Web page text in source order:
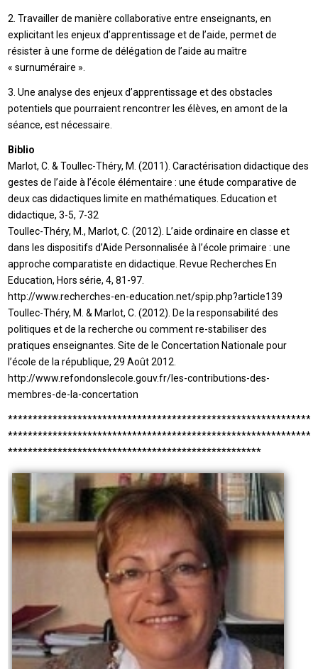
2. Travailler de manière collaborative entre enseignants, en
explicitant les enjeux d’apprentissage et de l’aide, permet de
résister à une forme de délégation de l’aide au maître
« surnuméraire ».
3. Une analyse des enjeux d’apprentissage et des obstacles
potentiels que pourraient rencontrer les élèves, en amont de la
séance, est nécessaire.
Biblio
Marlot, C. & Toullec-Théry, M. (2011). Caractérisation didactique des
gestes de l’aide à l’école élémentaire : une étude comparative de
deux cas didactiques limite en mathématiques. Education et
didactique, 3-5, 7-32
Toullec-Théry, M., Marlot, C. (2012). L’aide ordinaire en classe et
dans les dispositifs d’Aide Personnalisée à l’école primaire : une
approche comparatiste en didactique. Revue Recherches En
Education, Hors série, 4, 81-97.
http://www.recherches-en-education.net/spip.php?article139
Toullec-Théry, M. & Marlot, C. (2012). De la responsabilité des
politiques et de la recherche ou comment re-stabiliser des
pratiques enseignantes. Site de le Concertation Nationale pour
l’école de la république, 29 Août 2012.
http://www.refondonslecole.gouv.fr/les-contributions-des-
membres-de-la-concertation
***************************************************